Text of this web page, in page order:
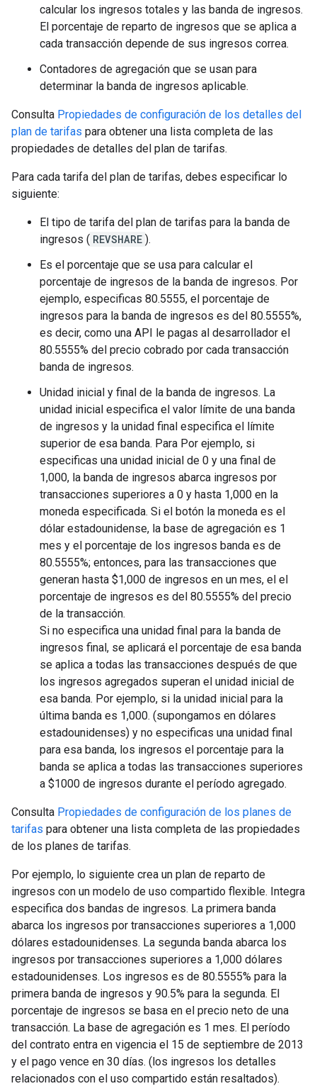
calcular los ingresos totales y las banda de ingresos.
El porcentaje de reparto de ingresos que se aplica a
cada transacción depende de sus ingresos correa.
Contadores de agregación que se usan para
determinar la banda de ingresos aplicable.
Consulta Propiedades de configuración de los detalles del
plan de tarifas para obtener una lista completa de las
propiedades de detalles del plan de tarifas.
Para cada tarifa del plan de tarifas, debes especificar lo
siguiente:
El tipo de tarifa del plan de tarifas para la banda de
ingresos ( REVSHARE ).
Es el porcentaje que se usa para calcular el
porcentaje de ingresos de la banda de ingresos. Por
ejemplo, especificas 80.5555, el porcentaje de
ingresos para la banda de ingresos es del 80.5555%,
es decir, como una API le pagas al desarrollador el
80.5555% del precio cobrado por cada transacción
banda de ingresos.
Unidad inicial y final de la banda de ingresos. La
unidad inicial especifica el valor límite de una banda
de ingresos y la unidad final especifica el límite
superior de esa banda. Para Por ejemplo, si
especificas una unidad inicial de 0 y una final de
1,000, la banda de ingresos abarca ingresos por
transacciones superiores a 0 y hasta 1,000 en la
moneda especificada. Si el botón la moneda es el
dólar estadounidense, la base de agregación es 1
mes y el porcentaje de los ingresos banda es de
80.5555%; entonces, para las transacciones que
generan hasta $1,000 de ingresos en un mes, el el
porcentaje de ingresos es del 80.5555% del precio
de la transacción.
Si no especifica una unidad final para la banda de
ingresos final, se aplicará el porcentaje de esa banda
se aplica a todas las transacciones después de que
los ingresos agregados superan el unidad inicial de
esa banda. Por ejemplo, si la unidad inicial para la
última banda es 1,000. (supongamos en dólares
estadounidenses) y no especificas una unidad final
para esa banda, los ingresos el porcentaje para la
banda se aplica a todas las transacciones superiores
a $1000 de ingresos durante el período agregado.
Consulta Propiedades de configuración de los planes de
tarifas para obtener una lista completa de las propiedades
de los planes de tarifas.
Por ejemplo, lo siguiente crea un plan de reparto de
ingresos con un modelo de uso compartido flexible. Integra
especifica dos bandas de ingresos. La primera banda
abarca los ingresos por transacciones superiores a 1,000
dólares estadounidenses. La segunda banda abarca los
ingresos por transacciones superiores a 1,000 dólares
estadounidenses. Los ingresos es de 80.5555% para la
primera banda de ingresos y 90.5% para la segunda. El
porcentaje de ingresos se basa en el precio neto de una
transacción. La base de agregación es 1 mes. El período
del contrato entra en vigencia el 15 de septiembre de 2013
y el pago vence en 30 días. (los ingresos los detalles
relacionados con el uso compartido están resaltados).